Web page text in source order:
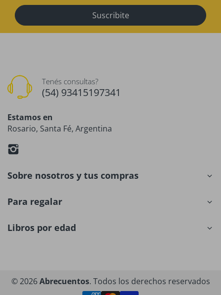
Suscribite
Tenés consultas?
(54) 93415197341
Estamos en
Rosario, Santa Fé, Argentina
Sobre nosotros y tus compras
Para regalar
Libros por edad
© 2026Abrecuentos. Todos los derechos reservados